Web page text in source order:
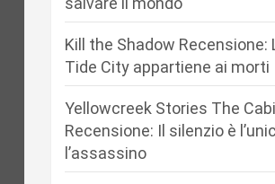
Kill the Shadow Recensione:
Tide City appartiene ai morti
Yellowcreek Stories The
Recensione: Il silenzio è
l’assassino